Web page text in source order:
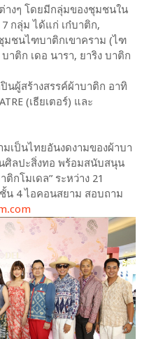
งๆ โดยมีกลุ่มของชุมชนใน
กลุ่ม ได้แก่ เก๋บาติก,
มชนไฑบาติกเขาคราม (ไฑ
ติก เดอ นารา, ยาริง บาติก
นผู้สร้างสรรค์ผ้าบาติก อาทิ
(เธียเตอร์) และ
เป็นไทยอันงดงามของผ้าบา
ศิลปะสิ่งทอ พร้อมสนับสนุน
โมเดล” ระหว่าง 21
น 4 ไอคอนสยาม สอบถาม